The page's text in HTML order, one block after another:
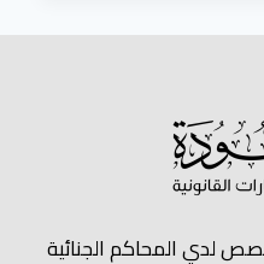
لدي المحاكم الجنائية